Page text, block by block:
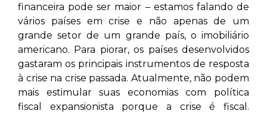
financeira pode ser maior – estamos falando de
vários países em crise e não apenas de um
grande setor de um grande país, o imobiliário
americano. Para piorar, os países desenvolvidos
gastaram os principais instrumentos de resposta
à crise na crise passada. Atualmente, não podem
mais estimular suas economias com política
fiscal expansionista porque a crise é fiscal.